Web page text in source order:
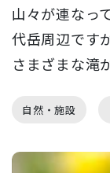
山々が連なっ
代岳周辺です
さまざまな滝
自然・施設